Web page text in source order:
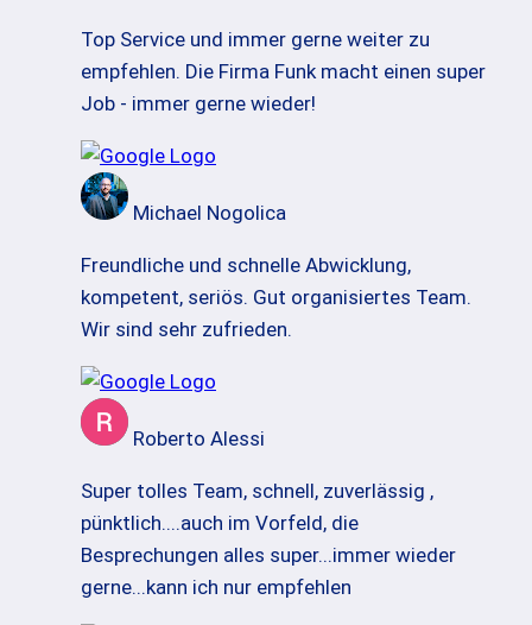
Top Service und immer gerne weiter zu
empfehlen. Die Firma Funk macht einen super
Job - immer gerne wieder!
Michael Nogolica
Freundliche und schnelle Abwicklung,
kompetent, seriös. Gut organisiertes Team.
Wir sind sehr zufrieden.
Roberto Alessi
Super tolles Team, schnell, zuverlässig ,
pünktlich....auch im Vorfeld, die
Besprechungen alles super...immer wieder
gerne...kann ich nur empfehlen